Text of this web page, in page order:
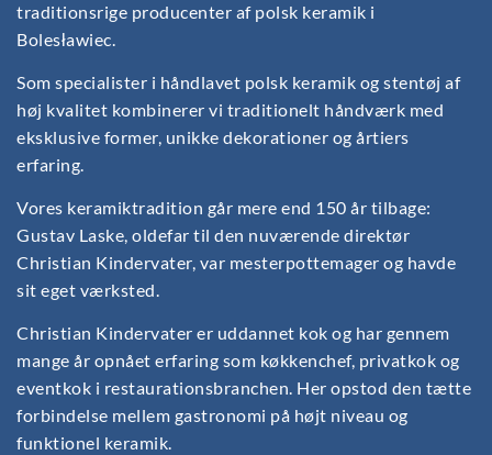
traditionsrige producenter af polsk keramik i
Bolesławiec.
Som specialister i håndlavet polsk keramik og stentøj af
høj kvalitet kombinerer vi traditionelt håndværk med
eksklusive former, unikke dekorationer og årtiers
erfaring.
Vores keramiktradition går mere end 150 år tilbage:
Gustav Laske, oldefar til den nuværende direktør
Christian Kindervater, var mesterpottemager og havde
sit eget værksted.
Christian Kindervater er uddannet kok og har gennem
mange år opnået erfaring som køkkenchef, privatkok og
eventkok i restaurationsbranchen. Her opstod den tætte
forbindelse mellem gastronomi på højt niveau og
funktionel keramik.